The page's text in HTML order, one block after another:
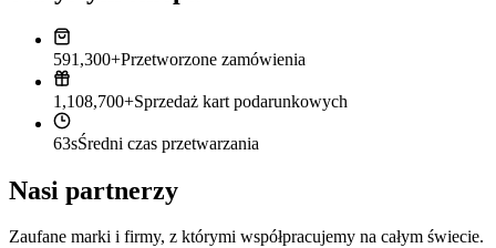
591,300+Przetworzone zamówienia
1,108,700+Sprzedaż kart podarunkowych
63sŚredni czas przetwarzania
Nasi partnerzy
Zaufane marki i firmy, z którymi współpracujemy na całym świecie.